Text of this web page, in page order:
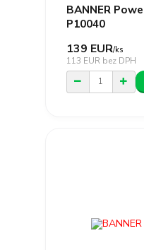
BANNER
P10040
139 EUR/ks
113 EUR bez DPH